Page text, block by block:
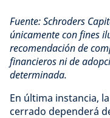
Fuente: Schroders
únicamente con fines
recomendación de
financieros ni de
determinada.
En última instancia,
cerrado dependerá